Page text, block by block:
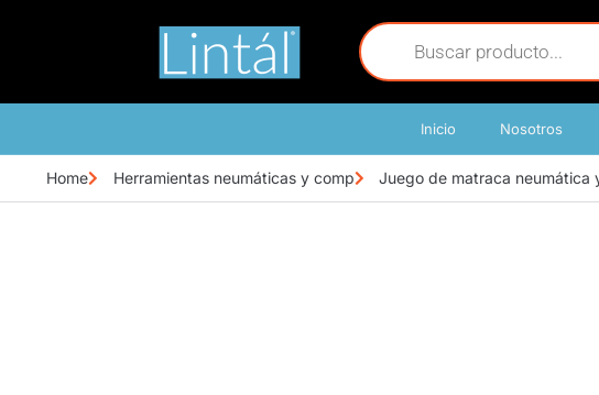
Inicio Nosotros
Home Herramientas neumáticas y comp Juego de matraca neumática